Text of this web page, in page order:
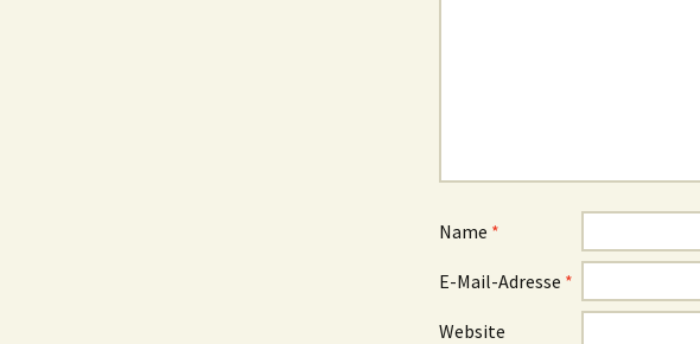
Name *
E-Mail-Adresse *
Website